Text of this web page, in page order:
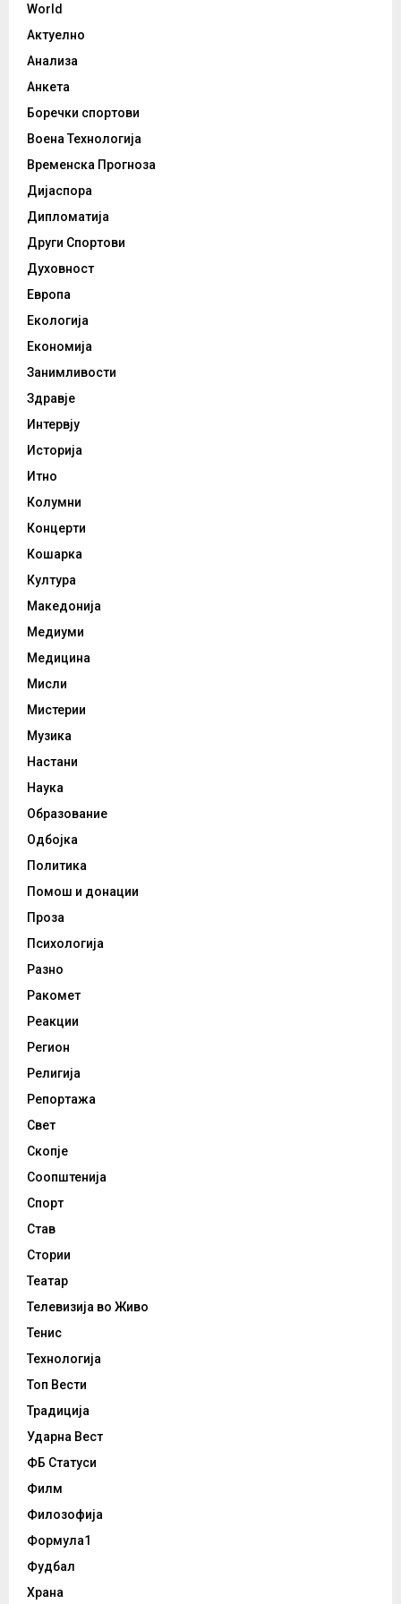
World
Актуелно
Анализа
Анкета
Боречки спортови
Воена Технологија
Временска Прогноза
Дијаспора
Дипломатија
Други Спортови
Духовност
Европа
Екологија
Економија
Занимливости
Здравје
Интервју
Историја
Итно
Колумни
Концерти
Кошарка
Култура
Македонија
Медиуми
Медицина
Мисли
Мистерии
Музика
Настани
Наука
Образование
Одбојка
Политика
Помош и донации
Проза
Психологија
Разно
Ракомет
Реакции
Регион
Религија
Репортажа
Свет
Скопје
Соопштенија
Спорт
Став
Стории
Театар
Телевизија во Живо
Тенис
Технологија
Топ Вести
Традиција
Ударна Вест
ФБ Статуси
Филм
Филозофија
Формула1
Фудбал
Храна